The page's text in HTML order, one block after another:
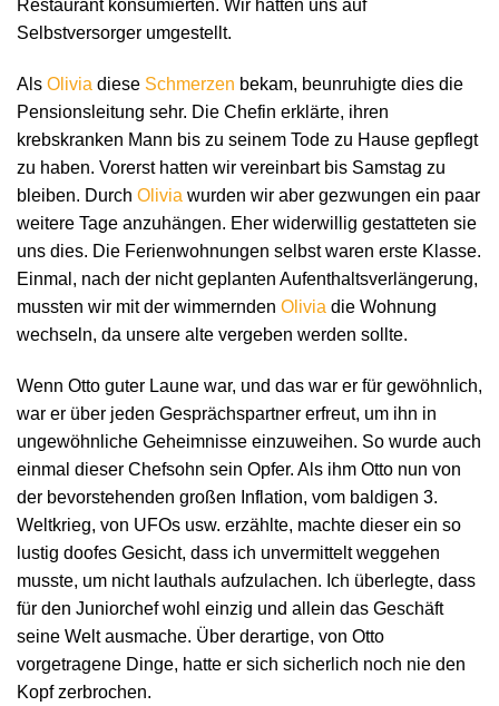
Restaurant konsumierten. Wir hatten uns auf
Selbstversorger umgestellt.
Als Olivia diese Schmerzen bekam, beunruhigte dies die
Pensionsleitung sehr. Die Chefin erklärte, ihren
krebskranken Mann bis zu seinem Tode zu Hause gepflegt
zu haben. Vorerst hatten wir vereinbart bis Samstag zu
bleiben. Durch Olivia wurden wir aber gezwungen ein paar
weitere Tage anzuhängen. Eher widerwillig gestatteten sie
uns dies. Die Ferienwohnungen selbst waren erste Klasse.
Einmal, nach der nicht geplanten Aufenthaltsverlängerung,
mussten wir mit der wimmernden Olivia die Wohnung
wechseln, da unsere alte vergeben werden sollte.
Wenn Otto guter Laune war, und das war er für gewöhnlich,
war er über jeden Gesprächspartner erfreut, um ihn in
ungewöhnliche Geheimnisse einzuweihen. So wurde auch
einmal dieser Chefsohn sein Opfer. Als ihm Otto nun von
der bevorstehenden großen Inflation, vom baldigen 3.
Weltkrieg, von UFOs usw. erzählte, machte dieser ein so
lustig doofes Gesicht, dass ich unvermittelt weggehen
musste, um nicht lauthals aufzulachen. Ich überlegte, dass
für den Juniorchef wohl einzig und allein das Geschäft
seine Welt ausmache. Über derartige, von Otto
vorgetragene Dinge, hatte er sich sicherlich noch nie den
Kopf zerbrochen.